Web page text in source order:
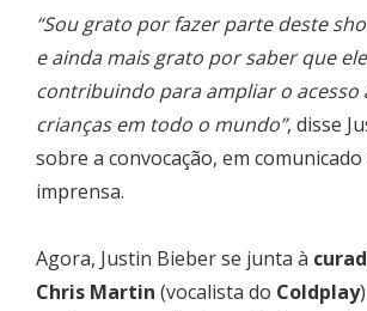
“Sou grato por fazer parte deste
e ainda mais grato por saber que
contribuindo para ampliar o acesso
crianças em todo o mundo”, disse
sobre a convocação, em comunicado
imprensa.
Agora, Justin Bieber se junta à
Chris Martin (vocalista do Coldplay